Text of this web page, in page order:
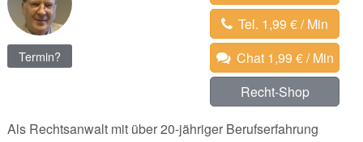
Termin?
Tel. 1,99 € / Min
Chat 1,99 € / Min
Recht-Shop
Als Rechtsanwalt mit über 20-jähriger Berufserfahrung